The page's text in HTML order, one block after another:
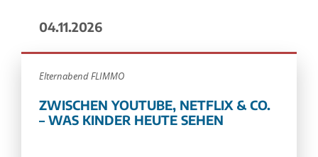
04.11.2026
Elternabend FLIMMO
ZWISCHEN YOUTUBE, NETFLIX & CO.
– WAS KINDER HEUTE SEHEN